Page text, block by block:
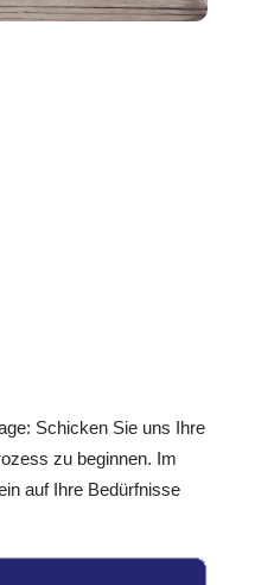
Schicken Sie uns Ihre
zu beginnen. Im
auf Ihre Bedürfnisse